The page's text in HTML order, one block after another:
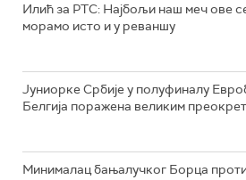
Илић за РТС: Најбољи наш меч ове
морамо исто и у реваншу
Јуниорке Србије у полуфиналу
Белгија поражена великим
Минималац бањалучког Борца